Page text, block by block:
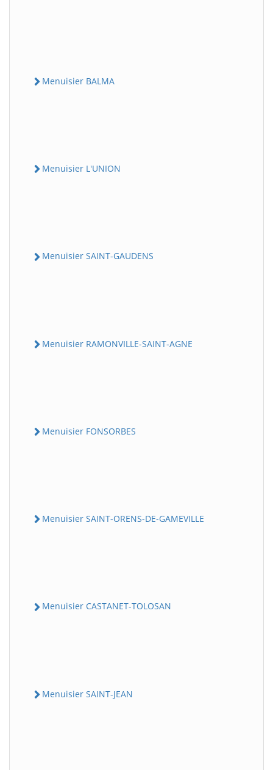
Menuisier BALMA
Menuisier L'UNION
Menuisier SAINT-GAUDENS
Menuisier RAMONVILLE-SAINT-AGNE
Menuisier FONSORBES
Menuisier SAINT-ORENS-DE-GAMEVILLE
Menuisier CASTANET-TOLOSAN
Menuisier SAINT-JEAN